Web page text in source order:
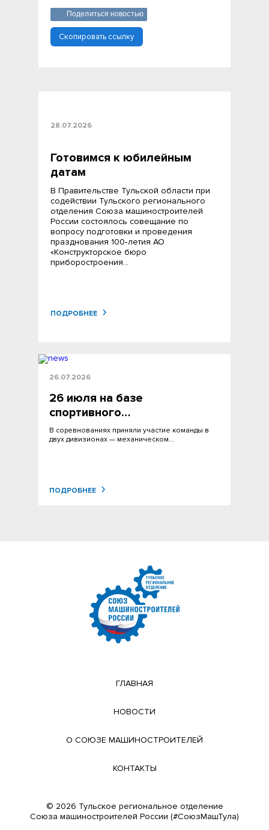
28.07.2026
Готовимся к юбилейным
датам
В Правительстве Тульской области при
содействии Тульского регионального
отделения Союза машиностроителей
России состоялось совещание по
вопросу подготовки и проведения
празднования 100‑летия АО
«Конструкторское бюро
приборостроения…
ПОДРОБНЕЕ
26.07.2026
26 июля на базе
спортивного…
В соревнованиях приняли участие команды в
двух дивизионах — механическом…
ПОДРОБНЕЕ
Поделиться новостью
Скопировать ссылку
ГЛАВНАЯ
НОВОСТИ
О СОЮЗЕ МАШИНОСТРОИТЕЛЕЙ
КОНТАКТЫ
© 2026 Тульское региональное отделение
Cоюза машиностроителей России (#СоюзМашТула)